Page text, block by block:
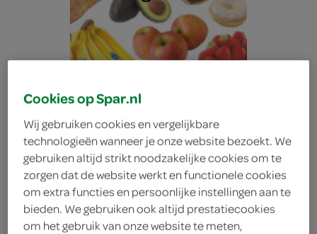
Lokale Bakker stol
middel 2x spijs
Cookies op Spar.nl
Wij gebruiken cookies en vergelijkbare
technologieën wanneer je onze website bezoekt. We
gebruiken altijd strikt noodzakelijke cookies om te
zorgen dat de website werkt en functionele cookies
om extra functies en persoonlijke instellingen aan te
bieden. We gebruiken ook altijd prestatiecookies
om het gebruik van onze website te meten,